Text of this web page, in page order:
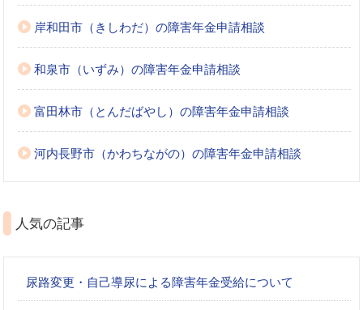
岸和田市（きしわだ）の障害年金申請相談
和泉市（いずみ）の障害年金申請相談
富田林市（とんだばやし）の障害年金申請相談
河内長野市（かわちながの）の障害年金申請相談
人気の記事
尿路変更・自己導尿による障害年金受給について